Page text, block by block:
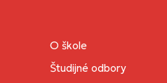
O škole
Študijné odbory